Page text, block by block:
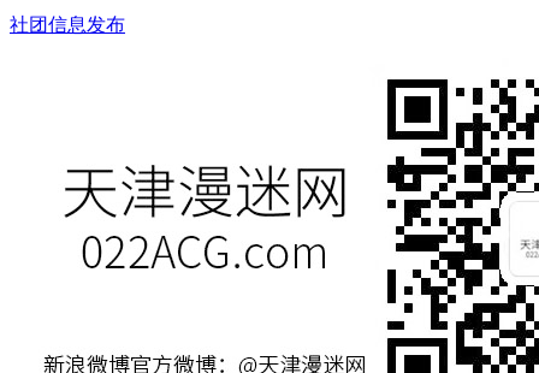
社团信息发布